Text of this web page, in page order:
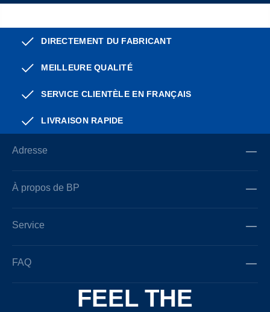
DIRECTEMENT DU FABRICANT
MEILLEURE QUALITÉ
SERVICE CLIENTÈLE EN FRANÇAIS
LIVRAISON RAPIDE
Adresse
À propos de BP
Service
FAQ
FEEL THE